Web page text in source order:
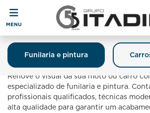
MENU
Funilaria e pintura
Funilaria E Pintura
Renove o visual da sua moto ou carro
especializado de funilaria e pintura.
profissionais qualificados, técnicas
alta qualidade para garantir um